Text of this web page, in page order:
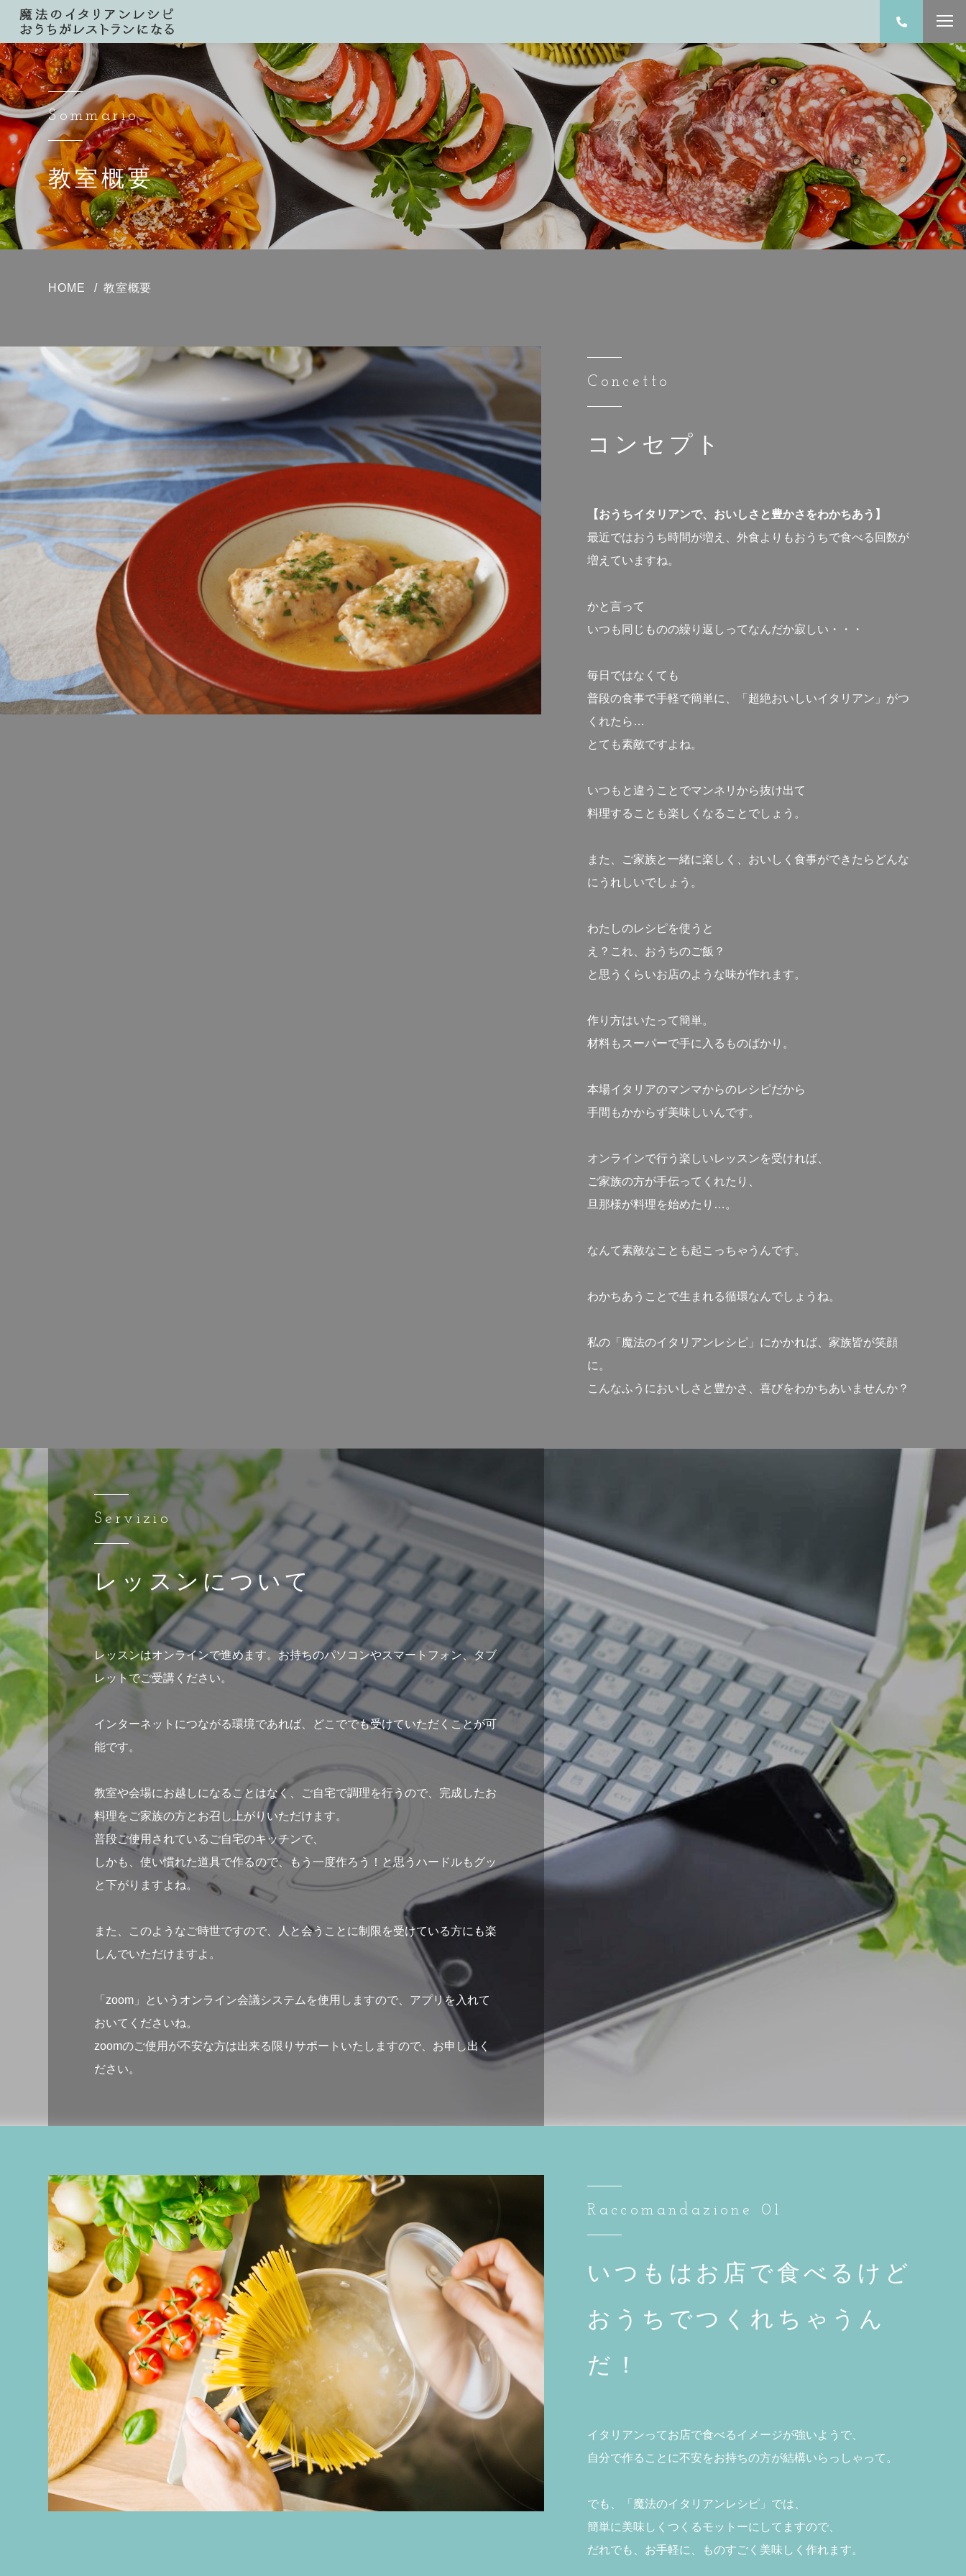
Sommario
教室概要
HOME 教室概要
Concetto
コンセプト
【おうちイタリアンで、おいしさと豊かさをわかちあう】
最近ではおうち時間が増え、外食よりもおうちで食べる回数が
増えていますね。
かと言って
いつも同じものの繰り返しってなんだか寂しい・・・
毎日ではなくても
普段の食事で手軽で簡単に、「超絶おいしいイタリアン」がつ
くれたら…
とても素敵ですよね。
いつもと違うことでマンネリから抜け出て
料理することも楽しくなることでしょう。
また、ご家族と一緒に楽しく、おいしく食事ができたらどんな
にうれしいでしょう。
わたしのレシピを使うと
え？これ、おうちのご飯？
と思うくらいお店のような味が作れます。
作り方はいたって簡単。
材料もスーパーで手に入るものばかり。
本場イタリアのマンマからのレシピだから
手間もかからず美味しいんです。
オンラインで行う楽しいレッスンを受ければ、
ご家族の方が手伝ってくれたり、
旦那様が料理を始めたり…。
なんて素敵なことも起こっちゃうんです。
わかちあうことで生まれる循環なんでしょうね。
私の「魔法のイタリアンレシピ」にかかれば、家族皆が笑顔
に。
こんなふうにおいしさと豊かさ、喜びをわかちあいませんか？
Servizio
レッスンについて
レッスンはオンラインで進めます。お持ちのパソコンやスマートフォン、タブ
レットでご受講ください。
インターネットにつながる環境であれば、どこででも受けていただくことが可
能です。
教室や会場にお越しになることはなく、ご自宅で調理を行うので、完成したお
料理をご家族の方とお召し上がりいただけます。
普段ご使用されているご自宅のキッチンで、
しかも、使い慣れた道具で作るので、もう一度作ろう！と思うハードルもグッ
と下がりますよね。
また、このようなご時世ですので、人と会うことに制限を受けている方にも楽
しんでいただけますよ。
「zoom」というオンライン会議システムを使用しますので、アプリを入れて
おいてくださいね。
zoomのご使用が不安な方は出来る限りサポートいたしますので、お申し出く
ださい。
Raccomandazione 01
いつもはお店で食べるけど
おうちでつくれちゃうん
だ！
イタリアンってお店で食べるイメージが強いようで、
自分で作ることに不安をお持ちの方が結構いらっしゃって。
でも、「魔法のイタリアンレシピ」では、
簡単に美味しくつくるモットーにしてますので、
だれでも、お手軽に、ものすごく美味しく作れます。